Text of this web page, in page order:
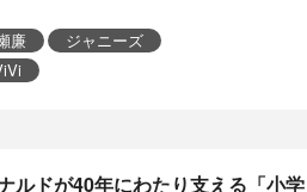
廉
ジャニーズ
ルドが40年にわたり支える「小学